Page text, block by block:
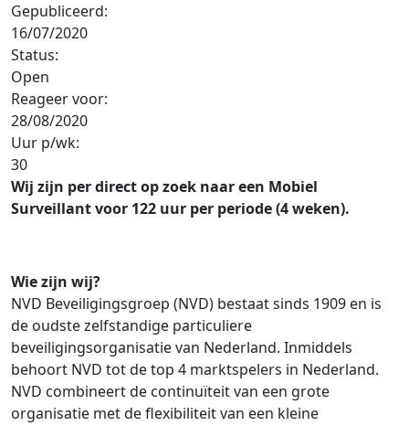
Gepubliceerd:
16/07/2020
Status:
Open
Reageer voor:
28/08/2020
Uur p/wk:
30
Wij zijn per direct op zoek naar een Mobiel
Surveillant voor 122 uur per periode (4 weken).
Wie zijn wij?
NVD Beveiligingsgroep (NVD) bestaat sinds 1909 en is
de oudste zelfstandige particuliere
beveiligingsorganisatie van Nederland. Inmiddels
behoort NVD tot de top 4 marktspelers in Nederland.
NVD combineert de continuïteit van een grote
organisatie met de flexibiliteit van een kleine